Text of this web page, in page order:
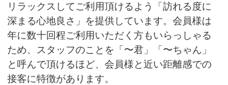
リラックスしてご利用頂けるよう「訪れる度に
深まる心地良さ」を提供しています。会員様は
年に数十回程ご利用いただく方もいらっしゃる
ため、スタッフのことを「〜君」「〜ちゃん」
と呼んで頂けるほど、会員様と近い距離感での
接客に特徴があります。